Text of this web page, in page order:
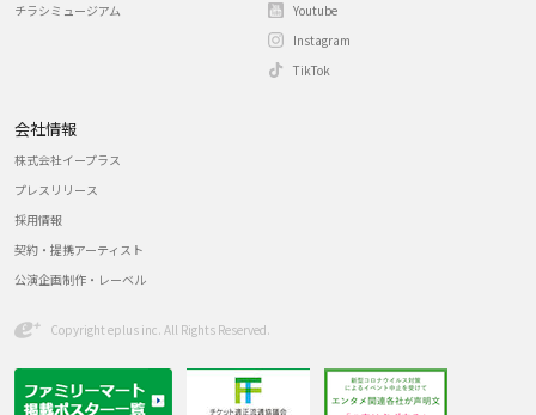
チラシミュージアム
Youtube
Instagram
TikTok
会社情報
株式会社イープラス
プレスリリース
採用情報
契約・提携アーティスト
公演企画制作・レーベル
Copyright eplus inc. All Rights Reserved.